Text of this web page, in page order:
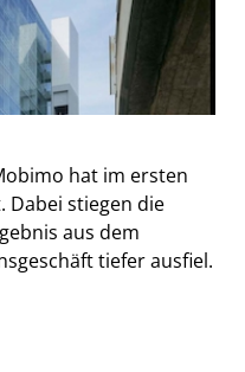
hat im ersten
Dabei stiegen die
aus dem
tiefer ausfiel.